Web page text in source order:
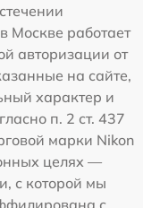
Москве работает
авторизации от
на сайте,
характер и
п. 2 ст. 437
марки Nikon
целях —
с которой мы